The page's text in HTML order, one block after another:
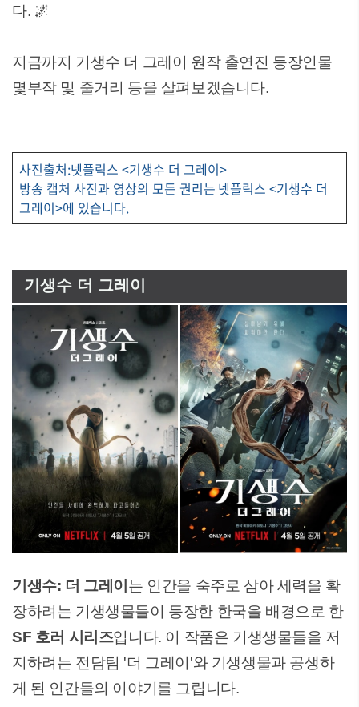
다. 🌌
지금까지 기생수 더 그레이 원작 출연진 등장인물
몇부작 및 줄거리 등을 살펴보겠습니다.
사진출처:넷플릭스 <기생수 더 그레이>
방송 캡처 사진과 영상의 모든 권리는 넷플릭스 <기생수 더
그레이>에 있습니다.
기생수 더 그레이
기생수: 더 그레이 는 인간을 숙주로 삼아 세력을 확
장하려는 기생생물들이 등장한 한국을 배경으로 한
SF 호러 시리즈입니다. 이 작품은 기생생물들을 저
지하려는 전담팀 '더 그레이'와 기생생물과 공생하
게 된 인간들의 이야기를 그립니다.